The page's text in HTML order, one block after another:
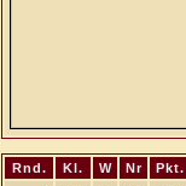
Rnd. Kl. W Nr Pkt.